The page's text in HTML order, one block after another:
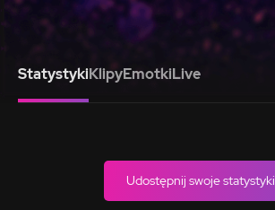
StatystykiKlipyEmotkiLive
Udostępnij swoje statystyki